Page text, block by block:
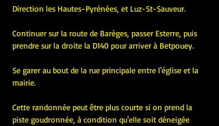
Direction les Hautes-Pyrénées, et Luz-St-Sauveur.
Continuer sur la route de Barèges, passer Esterre, puis
prendre sur la droite la D140 pour arriver à Betpouey.
Se garer au bout de la rue principale entre l'église et la
mairie.
Cette randonnée peut être plus courte si on prend la
piste goudronnée, à condition qu'elle soit déneigée